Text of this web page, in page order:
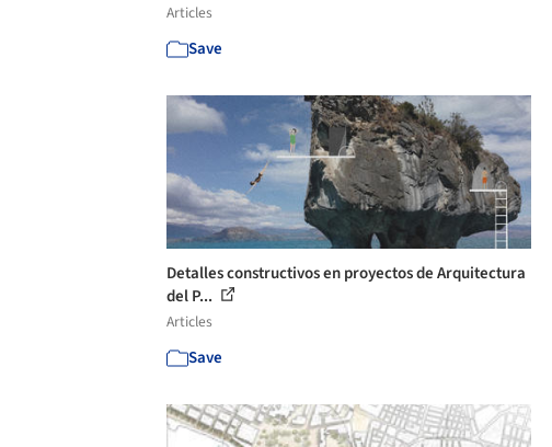
Articles
Save
Detalles constructivos en proyectos de Arquitectura
del P...
Articles
Save